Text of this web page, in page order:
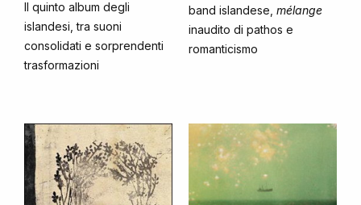
Il quinto album degli
islandesi, tra suoni
consolidati e sorprendenti
trasformazioni
band islandese, mélange
inaudito di pathos e
romanticismo